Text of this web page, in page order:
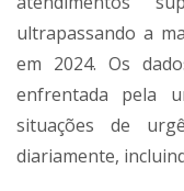
ultrapassando a
em 2024. Os
enfrentada pela
situações de
diariamente,